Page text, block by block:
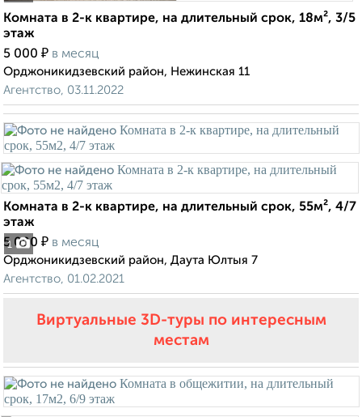
Комната в 2-к квартире, на длительный срок, 18м², 3/5
этаж
5 000 ₽ в месяц
Орджоникидзевский район, Нежинская 11
Агентство, 03.11.2022
1
Комната в 2-к квартире, на длительный срок, 55м², 4/7
этаж
5 000 ₽ в месяц
Орджоникидзевский район, Даута Юлтыя 7
Агентство, 01.02.2021
Виртуальные 3D-туры по интересным
местам